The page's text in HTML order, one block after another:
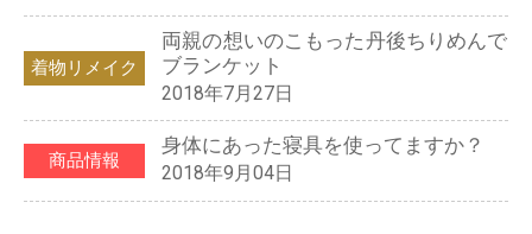
着物リメイク
両親の想いのこもった丹後ちりめんで
ブランケット
2018年7月27日
商品情報
身体にあった寝具を使ってますか？
2018年9月04日